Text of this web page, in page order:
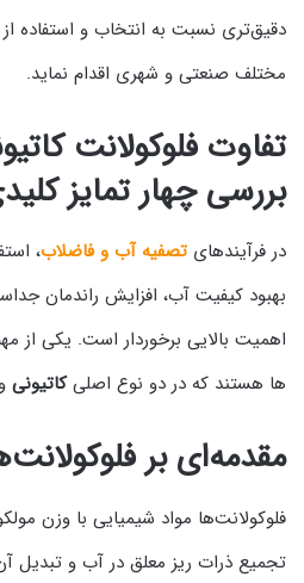
دقیق‌تری نسبت به انتخاب و استفاده از
مختلف صنعتی و شهری اقدام نماید.
تفاوت فلوکولانت
بررسی چهار تمایز
در فرآیندهای تصفیه آب و فاضلاب،
بهبود کیفیت آب، افزایش راندمان
اهمیت بالایی برخوردار است. یکی از
ها هستند که در دو نوع اصلیکاتیونی
مقدمه‌ای بر
فلوکولانت‌ها مواد شیمیایی با وزن
تجمیع ذرات ریز معلق در آب و تبدیل